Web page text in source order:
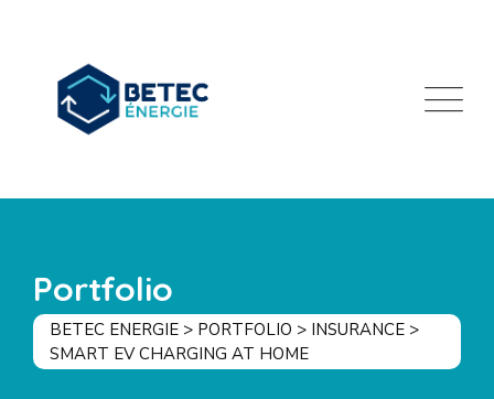
Portfolio
BETEC ENERGIE > PORTFOLIO > INSURANCE >
SMART EV CHARGING AT HOME